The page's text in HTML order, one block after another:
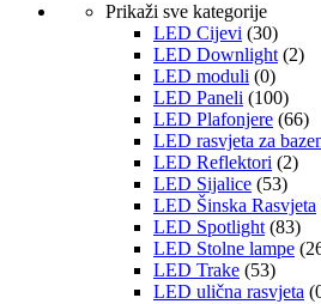
Prikaži sve kategorije
LED Cijevi (30)
LED Downlight (2)
LED moduli (0)
LED Paneli (100)
LED Plafonjere (66)
LED rasvjeta za
LED Reflektori (2)
LED Sijalice (53)
LED Šinska Rasvjeta
LED Spotlight (83)
LED Stolne lampe
LED Trake (53)
LED ulična rasvjeta